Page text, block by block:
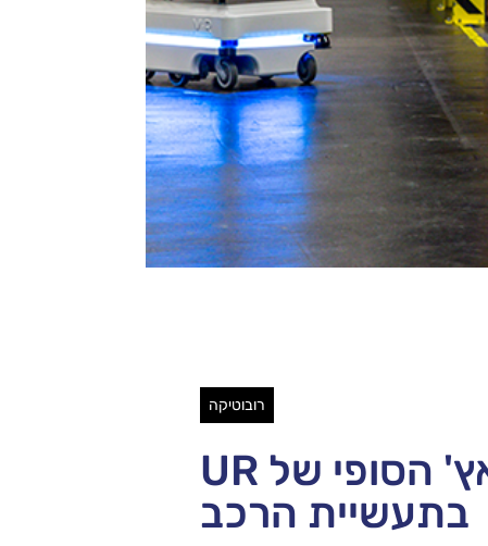
רובוטיקה
הטאץ' הסופי של UR
בתעשיית הרכב